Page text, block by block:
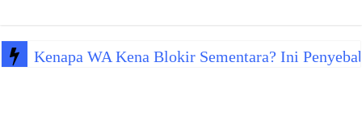
Kenapa WA Kena Blokir Sementara? Ini